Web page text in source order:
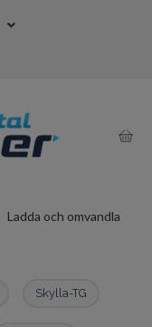
Ladda och omvandla
Skylla-TG